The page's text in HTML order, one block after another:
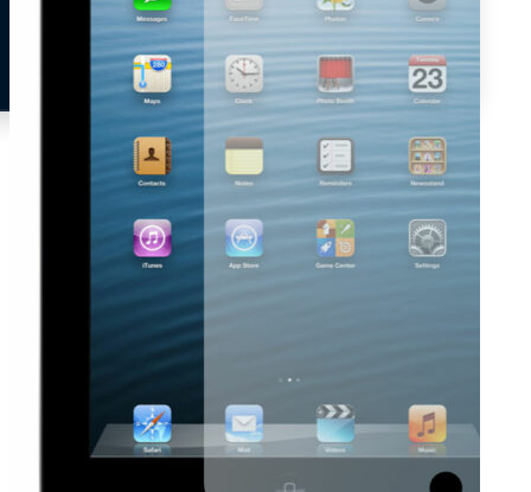
Neem contact op
Veelgestelde vragen